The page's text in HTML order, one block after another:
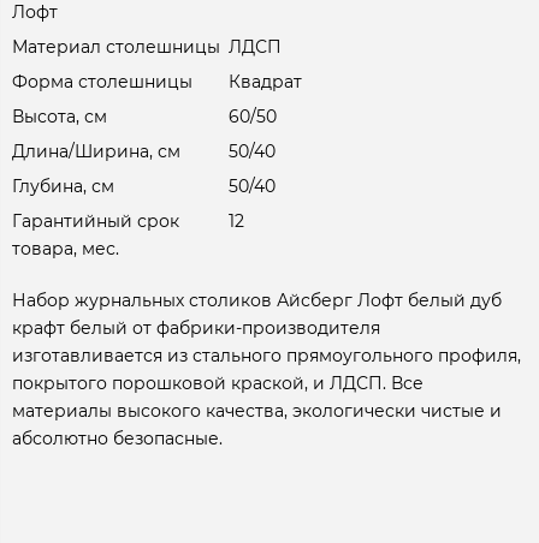
Лофт
Материал столешницы ЛДСП
Форма столешницы
Квадрат
Высота, см
60/50
Длина/Ширина, см
50/40
Глубина, см
50/40
Гарантийный срок
товара, мес.
12
Набор журнальных столиков Айсберг Лофт белый дуб
крафт белый от фабрики-производителя
изготавливается из стального прямоугольного профиля,
покрытого порошковой краской, и ЛДСП. Все
материалы высокого качества, экологически чистые и
абсолютно безопасные.